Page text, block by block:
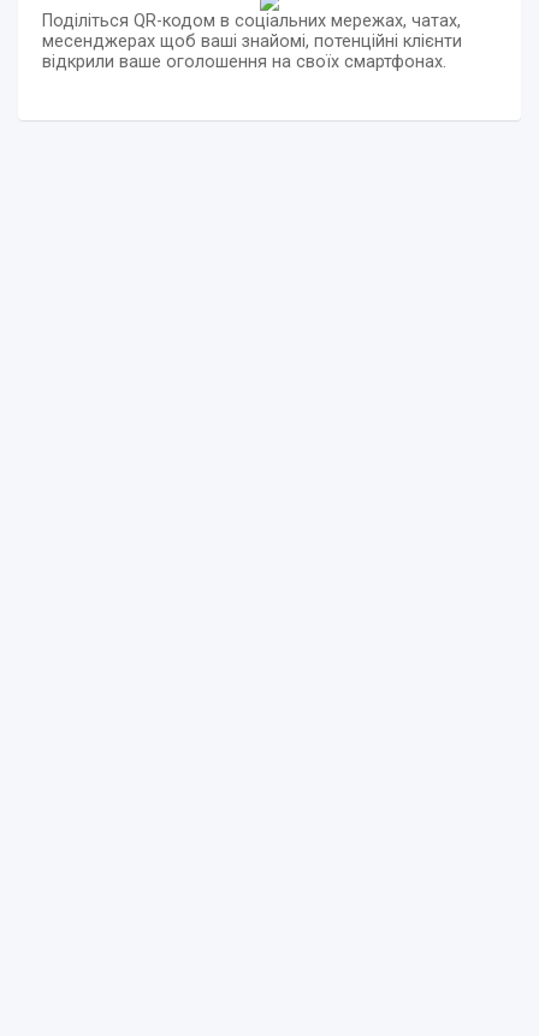
Поділіться QR-кодом в соціальних мережах, чатах,
месенджерах щоб ваші знайомі, потенційні клієнти
відкрили ваше оголошення на своїх смартфонах.